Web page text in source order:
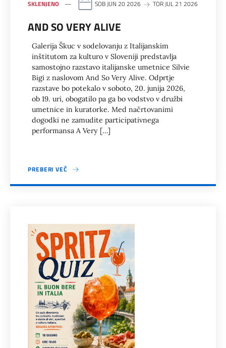
SKLENJENO SOB JUN 20 2026 TOR JUL 21 2026
AND SO VERY ALIVE
Galerija Škuc v sodelovanju z Italijanskim
inštitutom za kulturo v Sloveniji predstavlja
samostojno razstavo italijanske umetnice Silvie
Bigi z naslovom And So Very Alive. Odprtje
razstave bo potekalo v soboto, 20. junija 2026,
ob 19. uri, obogatilo pa ga bo vodstvo v družbi
umetnice in kuratorke. Med načrtovanimi
dogodki ne zamudite participativnega
performansa A Very […]
PREBERI VEČ